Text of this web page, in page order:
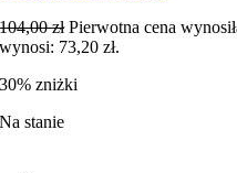
104,00zł Pierwotna cena
wynosi: 73,20 zł.
30% zniżki
Na stanie